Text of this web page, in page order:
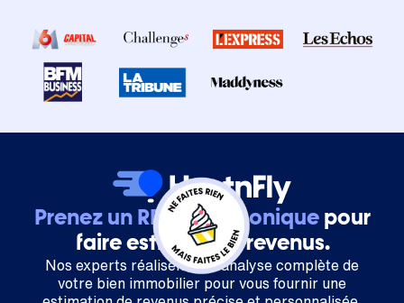
Prenez un RDV téléphoniquepour
faire estimer vos revenus.
Nos experts réalisent une analyse complète de
votre bien immobilier pour vous fournir une